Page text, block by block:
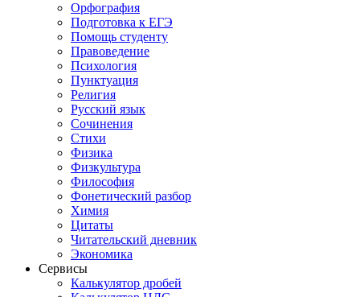
Орфография
Подготовка к ЕГЭ
Помощь студенту
Правоведение
Психология
Пунктуация
Религия
Русский язык
Сочинения
Стихи
Физика
Физкультура
Философия
Фонетический разбор
Химия
Цитаты
Читательский дневник
Экономика
Сервисы
Калькулятор дробей